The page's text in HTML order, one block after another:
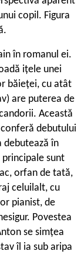
copil. Figura
în romanul ei.
ițele unei
băieței, cu atât
are puterea de
Această
debutului
debutează în
sunt
orfan de tată,
celuilalt, cu
pianist, de
Povestea
se simțea
îl ia sub aripa